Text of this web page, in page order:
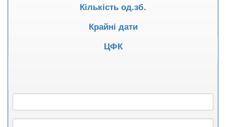
Кількість од.зб.
Крайні дати
ЦФК